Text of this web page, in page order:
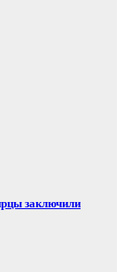
заключили